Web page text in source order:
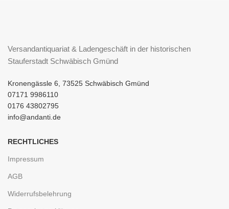
Versandantiquariat & Ladengeschäft in der historischen
Stauferstadt Schwäbisch Gmünd
Kronengässle 6, 73525 Schwäbisch Gmünd
07171 9986110
0176 43802795
info@andanti.de
RECHTLICHES
Impressum
AGB
Widerrufsbelehrung